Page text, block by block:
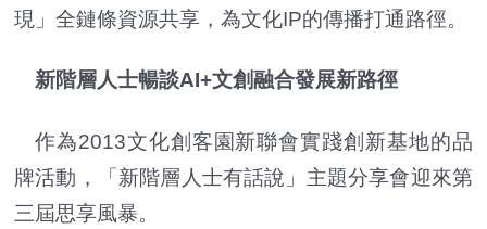
現」全鏈條資源共享，為文化IP的傳播打通路徑。
新階層人士暢談AI+文創融合發展新路徑
作為2013文化創客園新聯會實踐創新基地的品
牌活動，「新階層人士有話說」主題分享會迎來第
三屆思享風暴。